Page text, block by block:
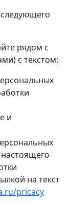
рядом с
с текстом:
и
на текст
pricacy